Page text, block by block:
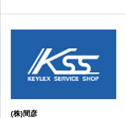
(株)間彦